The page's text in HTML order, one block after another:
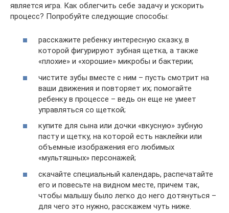
является игра. Как облегчить себе задачу и ускорить
процесс? Попробуйте следующие способы:
расскажите ребенку интересную сказку, в
которой фигурируют зубная щетка, а также
«плохие» и «хорошие» микробы и бактерии;
чистите зубы вместе с ним – пусть смотрит на
ваши движения и повторяет их; помогайте
ребенку в процессе – ведь он еще не умеет
управляться со щеткой;
купите для сына или дочки «вкусную» зубную
пасту и щетку, на которой есть наклейки или
объемные изображения его любимых
«мультяшных» персонажей;
скачайте специальный календарь, распечатайте
его и повесьте на видном месте, причем так,
чтобы малышу было легко до него дотянуться –
для чего это нужно, расскажем чуть ниже.